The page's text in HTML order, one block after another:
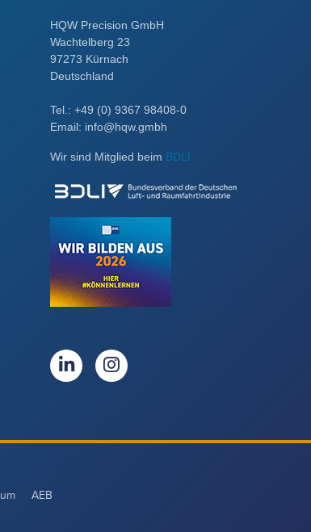
HQW Precision GmbH
Wachtelberg 23
97273 Kürnach
Deutschland
Tel.: +49 (0) 9367 98408-0
Email: info@hqw.gmbh
Wir sind Mitglied beim BDLI
AEB